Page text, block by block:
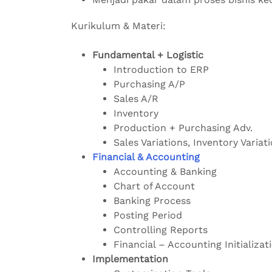
Kurikulum & Materi:
Fundamental + Logistic
Introduction to ERP
Purchasing A/P
Sales A/R
Inventory
Production + Purchasing Adv.
Sales Variations, Inventory
Financial & Accounting
Accounting & Banking
Chart of Account
Banking Process
Posting Period
Controlling Reports
Financial – Accounting
Implementation